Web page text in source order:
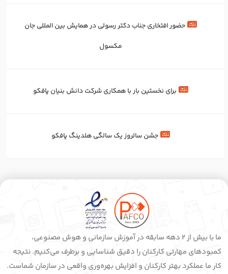
حضور افتخاری جناب دکتر رسولی در همایش بین المللی جان
مکسول
برای‌ نخستین‌ بار با همکاری شرکت دانش بنیان پافکو
جشن سالروز یک سالگی هلدینگ پافکو
ما با بیش از 2 دهه سابقه در آموزش سازمانی و هوش مصنوعی،
کمبودهای مهارتی کارکنان را دقیق شناسایی و برطرف می‌کنیم. نتیجه
کار ما عملکرد بهتر کارکنان و افزایش بهره‌وری واقعی در سازمان شماست.